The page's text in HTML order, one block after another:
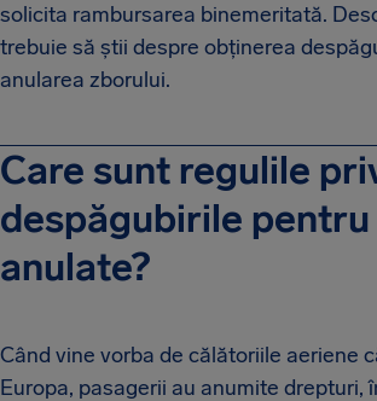
solicita rambursarea binemeritată.
trebuie să știi despre obținerea
anularea zborului.
Care sunt regulile
despăgubirile
anulate?
Când vine vorba de călătoriile aeriene
Europa, pasagerii au anumite drepturi,